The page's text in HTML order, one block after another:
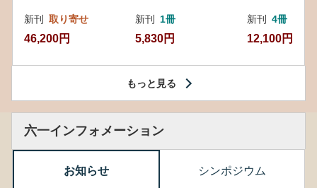
新刊 取り寄せ
46,200円
新刊 1冊
5,830円
新刊 4冊
12,100円
もっと見る
六一インフォメーション
お知らせ シンポジウム